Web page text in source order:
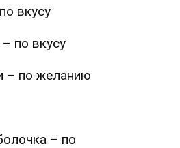
вкусу
по вкусу
– по желанию
– по